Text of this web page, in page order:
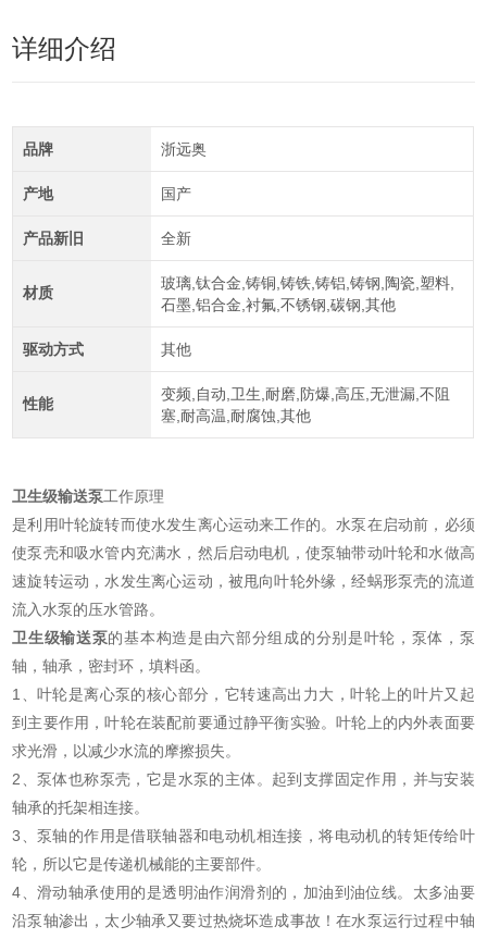
详细介绍
品牌 浙远奥
产地 国产
产品新旧 全新
材质
玻璃,钛合金,铸铜,铸铁,铸铝,铸钢,陶瓷,塑料,
石墨,铝合金,衬氟,不锈钢,碳钢,其他
驱动方式 其他
性能
变频,自动,卫生,耐磨,防爆,高压,无泄漏,不阻
塞,耐高温,耐腐蚀,其他
卫生级输送泵工作原理
是利用叶轮旋转而使水发生离心运动来工作的。水泵在启动前，必须
使泵壳和吸水管内充满水，然后启动电机，使泵轴带动叶轮和水做高
速旋转运动，水发生离心运动，被甩向叶轮外缘，经蜗形泵壳的流道
流入水泵的压水管路。
卫生级输送泵的基本构造是由六部分组成的分别是叶轮，泵体，泵
轴，轴承，密封环，填料函。
1、叶轮是离心泵的核心部分，它转速高出力大，叶轮上的叶片又起
到主要作用，叶轮在装配前要通过静平衡实验。叶轮上的内外表面要
求光滑，以减少水流的摩擦损失。
2、泵体也称泵壳，它是水泵的主体。起到支撑固定作用，并与安装
轴承的托架相连接。
3、泵轴的作用是借联轴器和电动机相连接，将电动机的转矩传给叶
轮，所以它是传递机械能的主要部件。
4、滑动轴承使用的是透明油作润滑剂的，加油到油位线。太多油要
沿泵轴渗出，太少轴承又要过热烧坏造成事故！在水泵运行过程中轴